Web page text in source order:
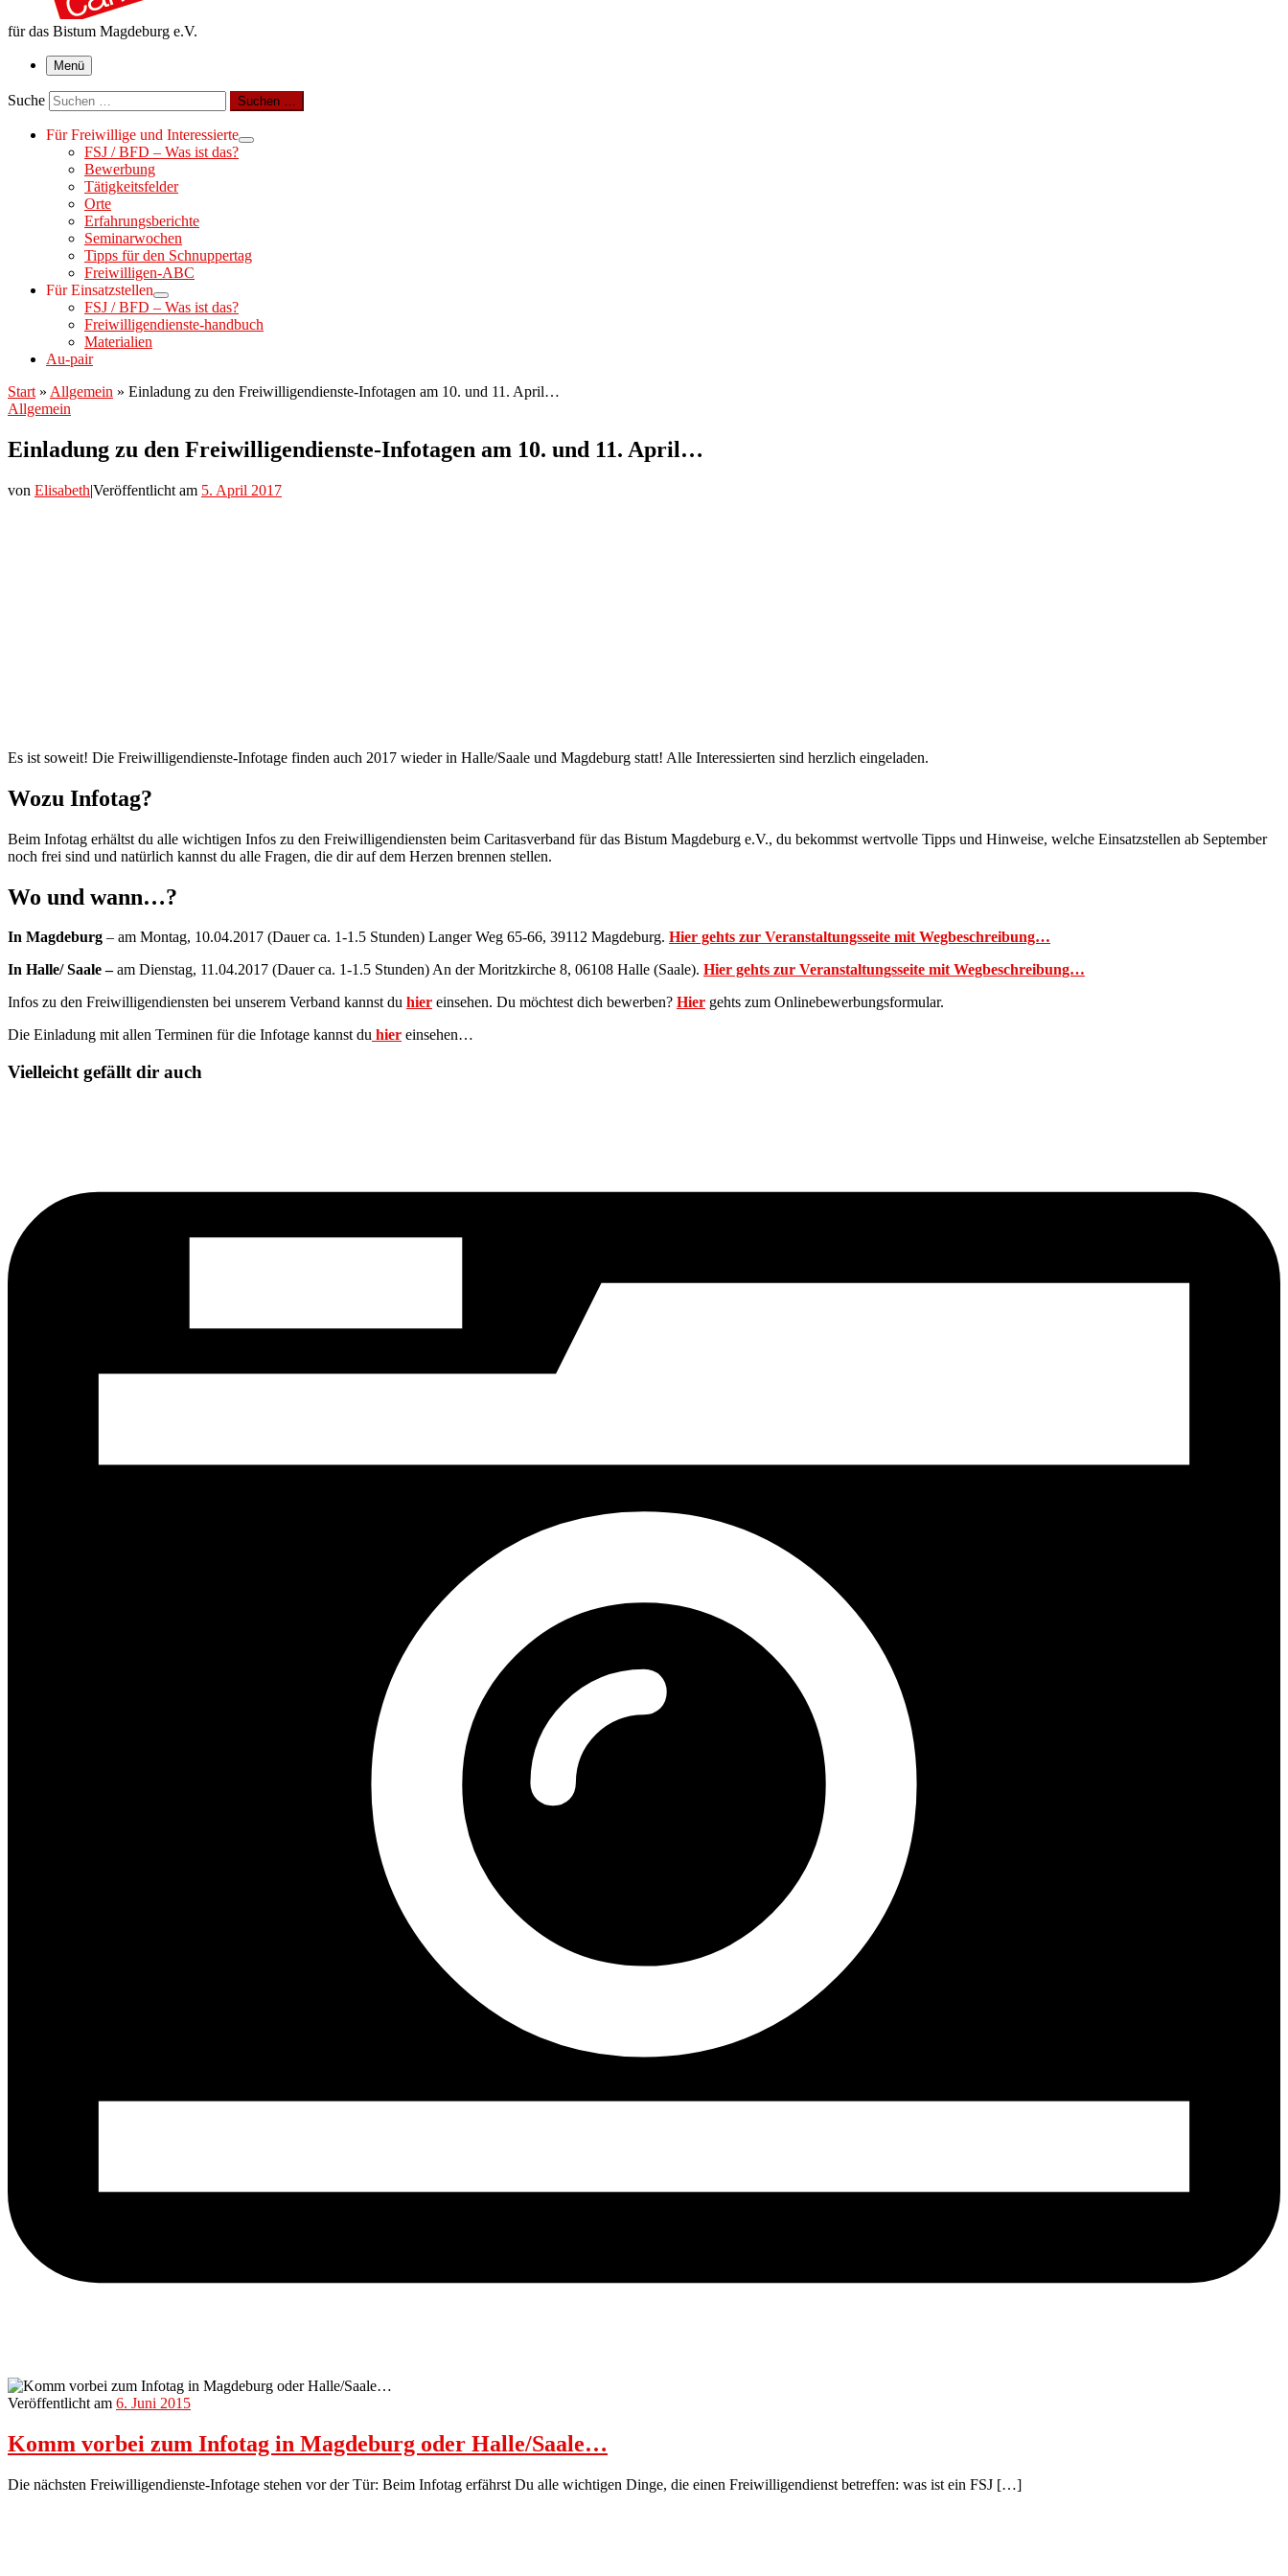
für das Bistum Magdeburg e.V.
Menü
Suche Suchen …
Für Freiwillige und Interessierte
FSJ / BFD – Was ist das?
Bewerbung
Tätigkeitsfelder
Orte
Erfahrungsberichte
Seminarwochen
Tipps für den Schnuppertag
Freiwilligen-ABC
Für Einsatzstellen
FSJ / BFD – Was ist das?
Freiwilligendienste-handbuch
Materialien
Au-pair
Start » Allgemein » Einladung zu den Freiwilligendienste-Infotagen am 10. und 11. April…
Allgemein
Einladung zu den Freiwilligendienste-Infotagen am 10. und 11. April…
von Elisabeth|Veröffentlicht am 5. April 2017
Es ist soweit! Die Freiwilligendienste-Infotage finden auch 2017 wieder in Halle/Saale und Magdeburg statt! Alle Interessierten sind herzlich eingeladen.
Wozu Infotag?
Beim Infotag erhältst du alle wichtigen Infos zu den Freiwilligendiensten beim Caritasverband für das Bistum Magdeburg e.V., du bekommst wertvolle Tipps und Hinweise, welche Einsatzstellen ab September
noch frei sind und natürlich kannst du alle Fragen, die dir auf dem Herzen brennen stellen.
Wo und wann…?
In Magdeburg – am Montag, 10.04.2017 (Dauer ca. 1-1.5 Stunden) Langer Weg 65-66, 39112 Magdeburg. Hier gehts zur Veranstaltungsseite mit Wegbeschreibung…
In Halle/ Saale –am Dienstag, 11.04.2017 (Dauer ca. 1-1.5 Stunden) An der Moritzkirche 8, 06108 Halle (Saale). Hier gehts zur Veranstaltungsseite mit Wegbeschreibung…
Infos zu den Freiwilligendiensten bei unserem Verband kannst du hier einsehen. Du möchtest dich bewerben? Hier gehts zum Onlinebewerbungsformular.
Die Einladung mit allen Terminen für die Infotage kannst du hier einsehen…
Vielleicht gefällt dir auch
Veröffentlicht am 6. Juni 2015
Komm vorbei zum Infotag in Magdeburg oder Halle/Saale…
Die nächsten Freiwilligendienste-Infotage stehen vor der Tür: Beim Infotag erfährst Du alle wichtigen Dinge, die einen Freiwilligendienst betreffen: was ist ein FSJ […]